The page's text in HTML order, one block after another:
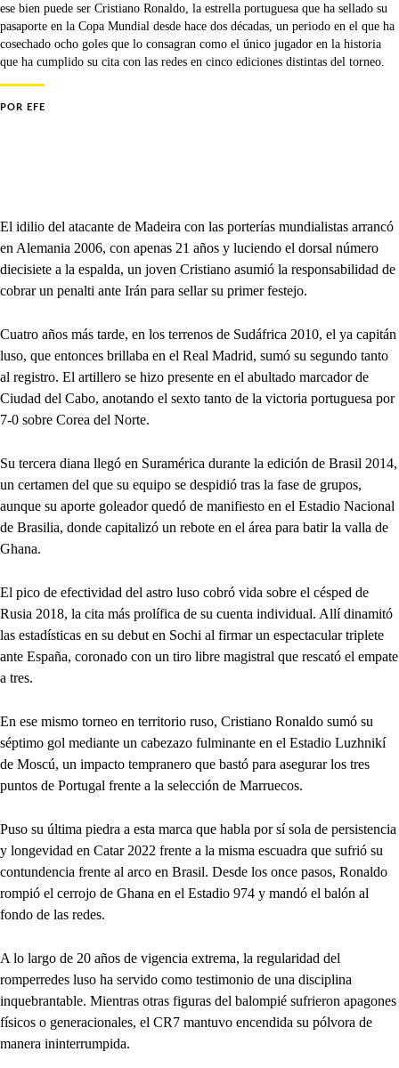
ese bien puede ser Cristiano Ronaldo, la estrella portuguesa que ha sellado su
pasaporte en la Copa Mundial desde hace dos décadas, un periodo en el que ha
cosechado ocho goles que lo consagran como el único jugador en la historia
que ha cumplido su cita con las redes en cinco ediciones distintas del torneo.
POR EFE
El idilio del atacante de Madeira con las porterías mundialistas arrancó
en Alemania 2006, con apenas 21 años y luciendo el dorsal número
diecisiete a la espalda, un joven Cristiano asumió la responsabilidad de
cobrar un penalti ante Irán para sellar su primer festejo.
Cuatro años más tarde, en los terrenos de Sudáfrica 2010, el ya capitán
luso, que entonces brillaba en el Real Madrid, sumó su segundo tanto
al registro. El artillero se hizo presente en el abultado marcador de
Ciudad del Cabo, anotando el sexto tanto de la victoria portuguesa por
7-0 sobre Corea del Norte.
Su tercera diana llegó en Suramérica durante la edición de Brasil 2014,
un certamen del que su equipo se despidió tras la fase de grupos,
aunque su aporte goleador quedó de manifiesto en el Estadio Nacional
de Brasilia, donde capitalizó un rebote en el área para batir la valla de
Ghana.
El pico de efectividad del astro luso cobró vida sobre el césped de
Rusia 2018, la cita más prolífica de su cuenta individual. Allí dinamitó
las estadísticas en su debut en Sochi al firmar un espectacular triplete
ante España, coronado con un tiro libre magistral que rescató el empate
a tres.
En ese mismo torneo en territorio ruso, Cristiano Ronaldo sumó su
séptimo gol mediante un cabezazo fulminante en el Estadio Luzhnikí
de Moscú, un impacto tempranero que bastó para asegurar los tres
puntos de Portugal frente a la selección de Marruecos.
Puso su última piedra a esta marca que habla por sí sola de persistencia
y longevidad en Catar 2022 frente a la misma escuadra que sufrió su
contundencia frente al arco en Brasil. Desde los once pasos, Ronaldo
rompió el cerrojo de Ghana en el Estadio 974 y mandó el balón al
fondo de las redes.
A lo largo de 20 años de vigencia extrema, la regularidad del
romperredes luso ha servido como testimonio de una disciplina
inquebrantable. Mientras otras figuras del balompié sufrieron apagones
físicos o generacionales, el CR7 mantuvo encendida su pólvora de
manera ininterrumpida.